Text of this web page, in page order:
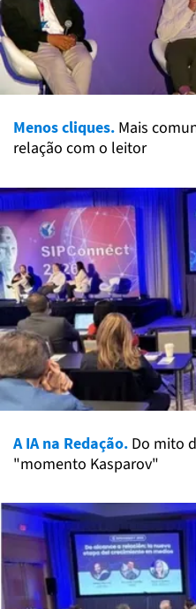
Menos cliques. Mais
relação com o leitor
A IA na Redação. Do mito
"momento Kasparov"